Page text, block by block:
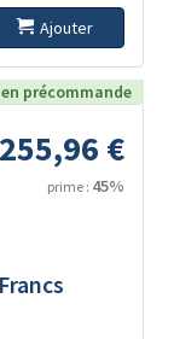
Ajouter
en précommande
255,96 €
prime : 45%